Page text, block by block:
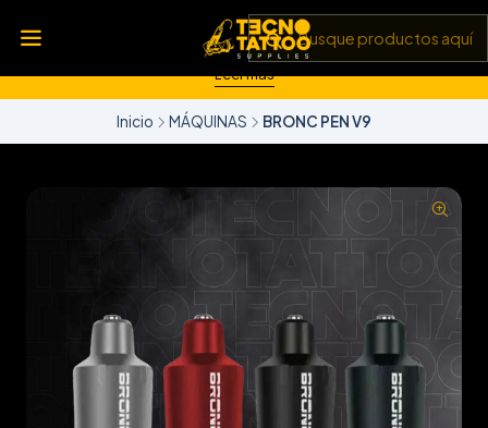
💥 Insumos, máquinas y tecnología de punta 💻 Todo lo que
necesitas para llevar tu arte al siguiente nivel 🎨 Calidad garantizada
Leer más
Inicio MÁQUINAS BRONC PEN V9